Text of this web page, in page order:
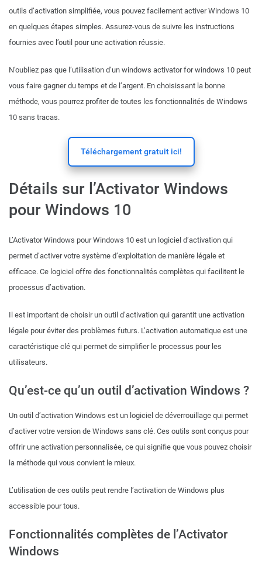
outils d’activation simplifiée, vous pouvez facilement activer Windows 10
en quelques étapes simples. Assurez-vous de suivre les instructions
fournies avec l’outil pour une activation réussie.
N’oubliez pas que l’utilisation d’un windows activator for windows 10 peut
vous faire gagner du temps et de l’argent. En choisissant la bonne
méthode, vous pourrez profiter de toutes les fonctionnalités de Windows
10 sans tracas.
Téléchargement gratuit ici!
Détails sur l’Activator Windows
pour Windows 10
L’Activator Windows pour Windows 10 est un logiciel d’activation qui
permet d’activer votre système d’exploitation de manière légale et
efficace. Ce logiciel offre des fonctionnalités complètes qui facilitent le
processus d’activation.
Il est important de choisir un outil d’activation qui garantit une activation
légale pour éviter des problèmes futurs. L’activation automatique est une
caractéristique clé qui permet de simplifier le processus pour les
utilisateurs.
Qu’est-ce qu’un outil d’activation Windows ?
Un outil d’activation Windows est un logiciel de déverrouillage qui permet
d’activer votre version de Windows sans clé. Ces outils sont conçus pour
offrir une activation personnalisée, ce qui signifie que vous pouvez choisir
la méthode qui vous convient le mieux.
L’utilisation de ces outils peut rendre l’activation de Windows plus
accessible pour tous.
Fonctionnalités complètes de l’Activator
Windows